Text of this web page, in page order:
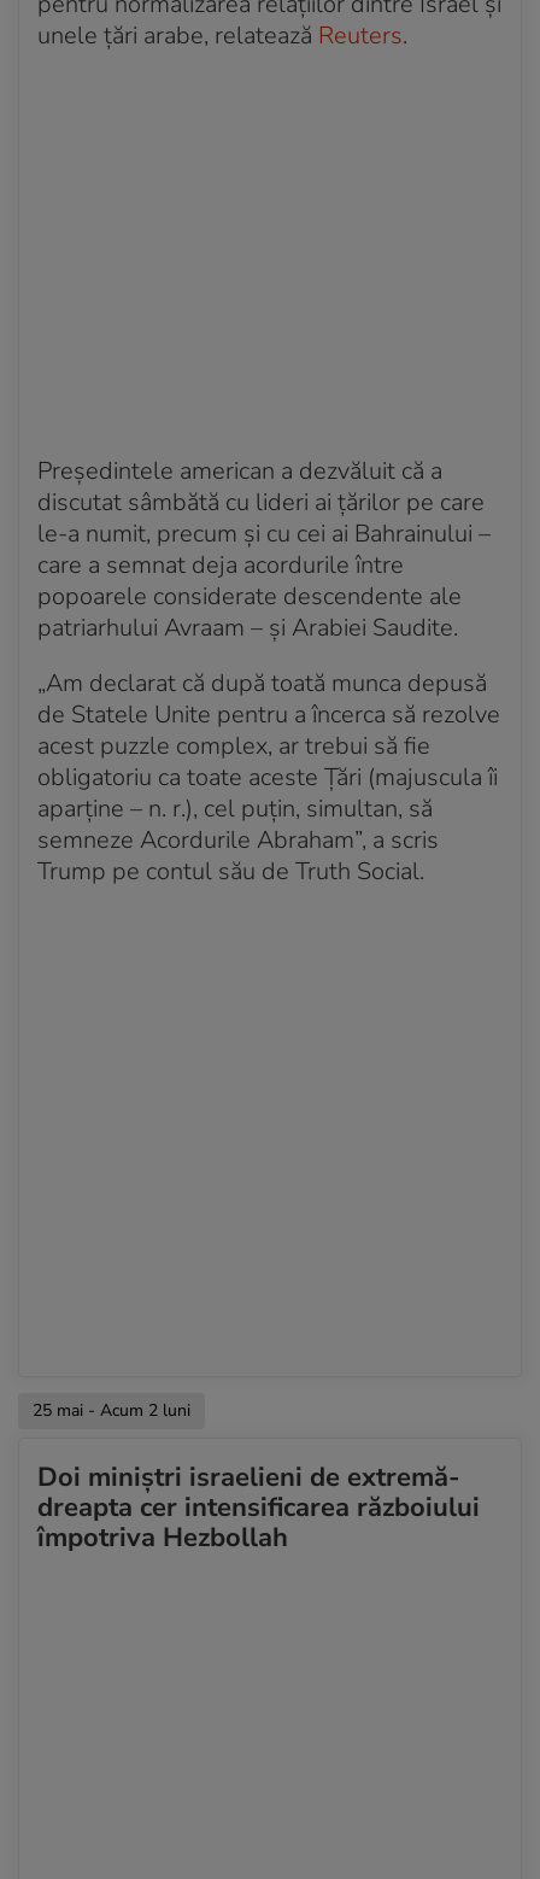
unele țări arabe, relatează Reuters.
Președintele american a dezvăluit că a
discutat sâmbătă cu lideri ai țărilor pe care
le-a numit, precum și cu cei ai Bahrainului –
care a semnat deja acordurile între
popoarele considerate descendente ale
patriarhului Avraam – și Arabiei Saudite.
„Am declarat că după toată munca depusă
de Statele Unite pentru a încerca să rezolve
acest puzzle complex, ar trebui să fie
obligatoriu ca toate aceste Țări (majuscula îi
aparține – n. r.), cel puțin, simultan, să
semneze Acordurile Abraham”, a scris
Trump pe contul său de Truth Social.
25 mai - Acum 2 luni
Doi miniștri israelieni de extremă-
dreapta cer intensificarea războiului
împotriva Hezbollah